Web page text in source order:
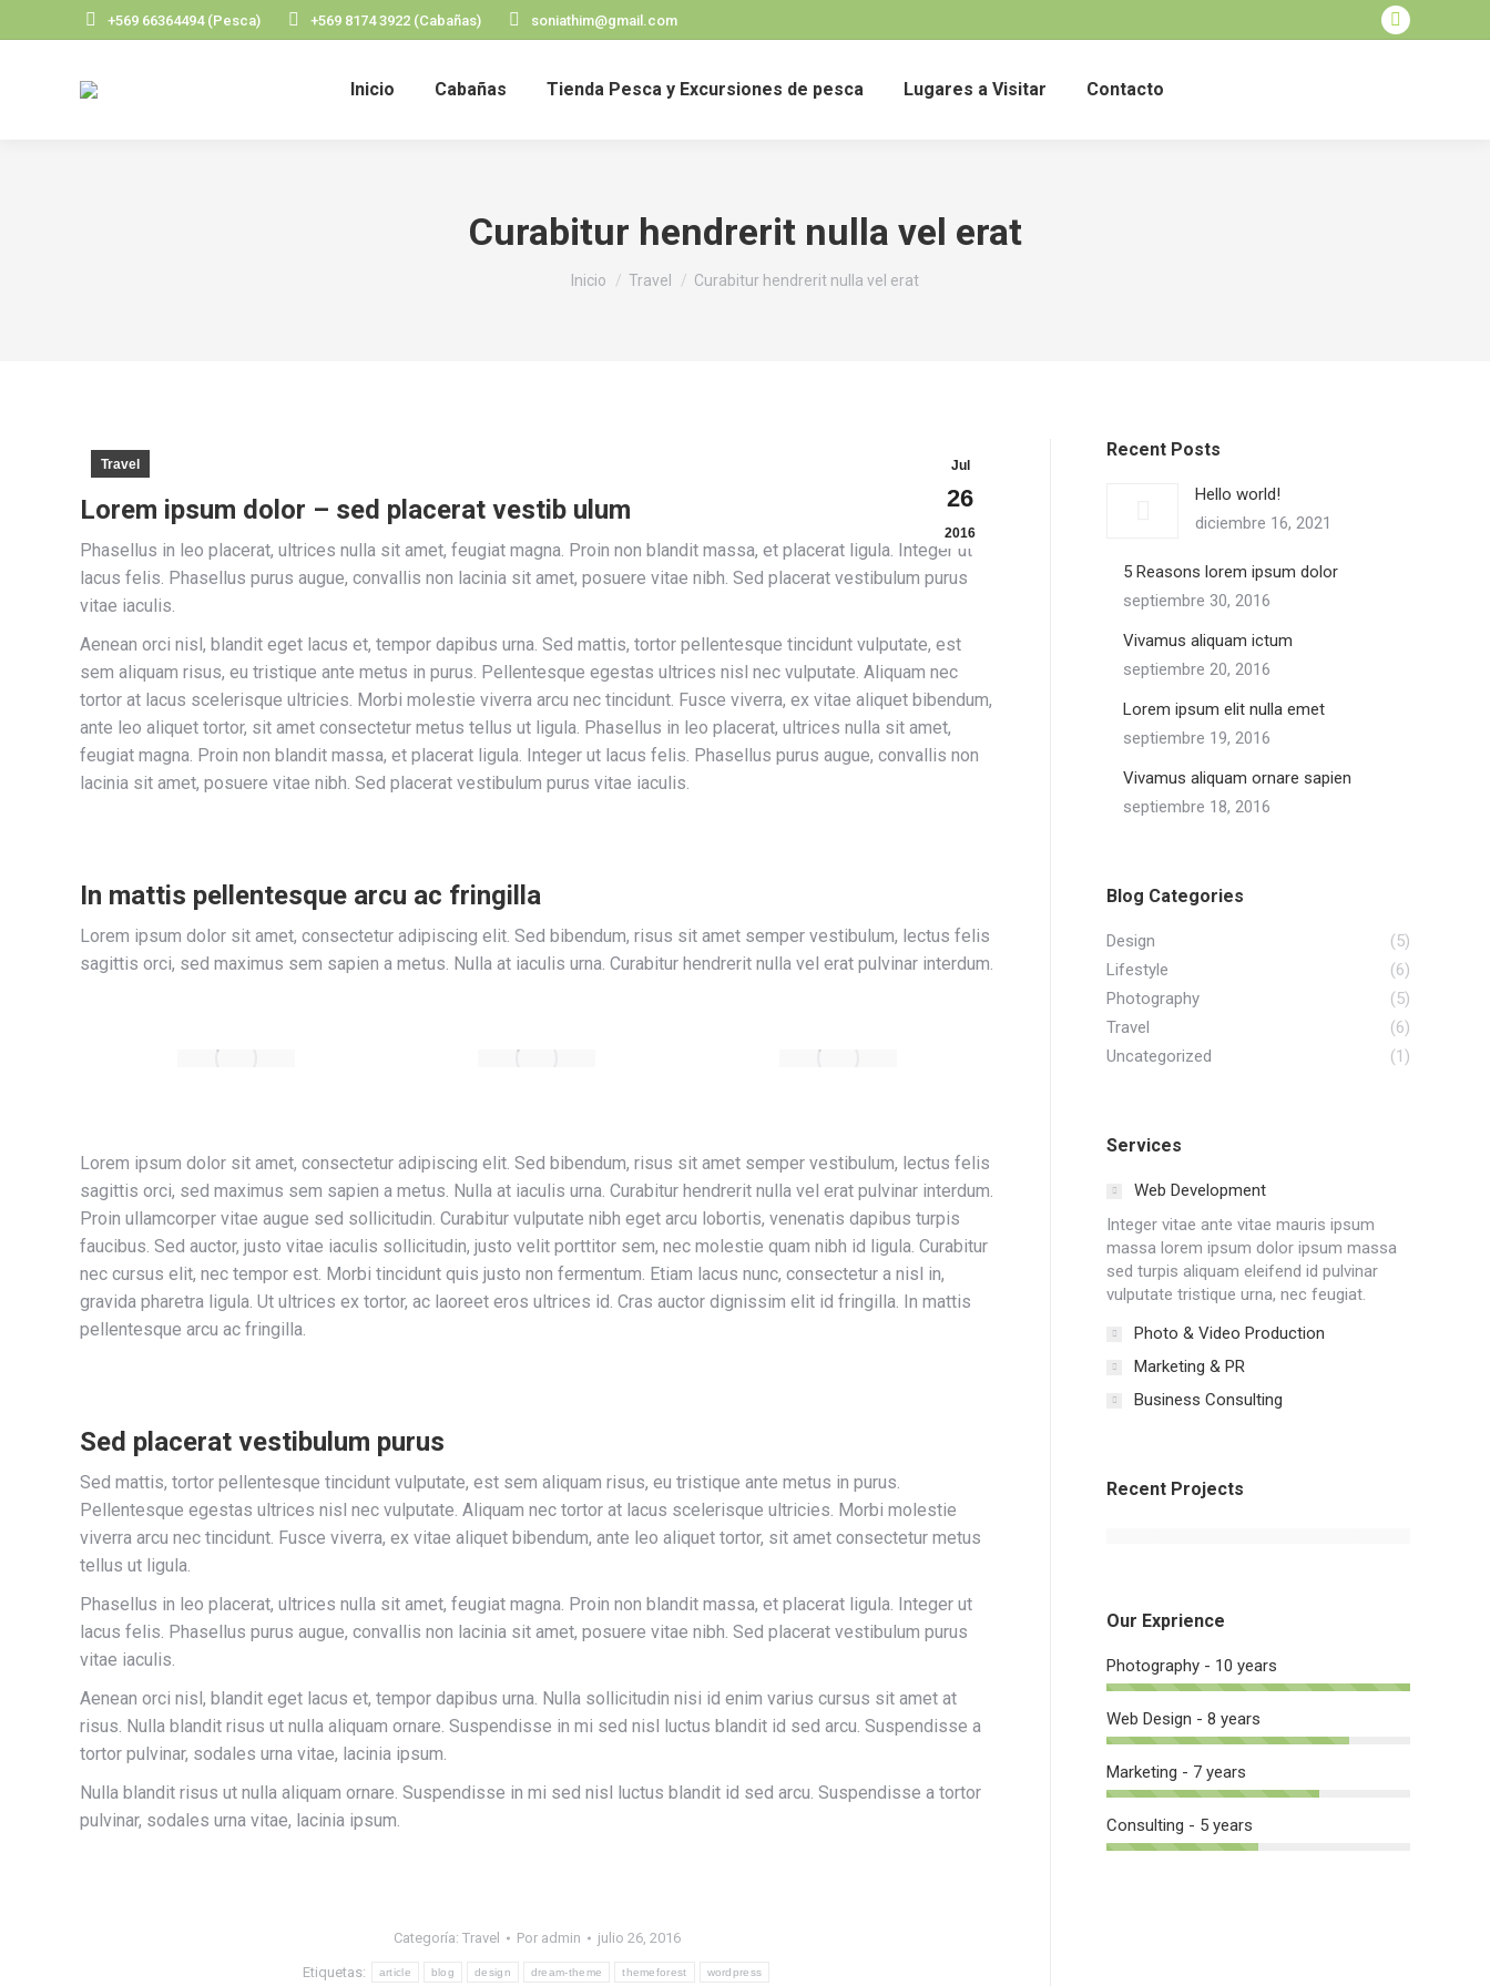
+569 66364494 (Pesca) +569 8174 3922 (Cabañas) soniathim@gmail.com
Facebook
Inicio Cabañas Tienda Pesca y Excursiones de pesca Lugares a Visitar Contacto
Curabitur hendrerit nulla vel erat
Estás aquí:
Inicio Travel Curabitur hendrerit nulla vel erat
Jul
26
2016
Travel
Lorem ipsum dolor – sed placerat vestib ulum
Phasellus in leo placerat, ultrices nulla sit amet, feugiat magna. Proin non blandit massa, et placerat ligula. Integer ut
lacus felis. Phasellus purus augue, convallis non lacinia sit amet, posuere vitae nibh. Sed placerat vestibulum purus
vitae iaculis.
Aenean orci nisl, blandit eget lacus et, tempor dapibus urna. Sed mattis, tortor pellentesque tincidunt vulputate, est
sem aliquam risus, eu tristique ante metus in purus. Pellentesque egestas ultrices nisl nec vulputate. Aliquam nec
tortor at lacus scelerisque ultricies. Morbi molestie viverra arcu nec tincidunt. Fusce viverra, ex vitae aliquet bibendum,
ante leo aliquet tortor, sit amet consectetur metus tellus ut ligula. Phasellus in leo placerat, ultrices nulla sit amet,
feugiat magna. Proin non blandit massa, et placerat ligula. Integer ut lacus felis. Phasellus purus augue, convallis non
lacinia sit amet, posuere vitae nibh. Sed placerat vestibulum purus vitae iaculis.
In mattis pellentesque arcu ac fringilla
Lorem ipsum dolor sit amet, consectetur adipiscing elit. Sed bibendum, risus sit amet semper vestibulum, lectus felis
sagittis orci, sed maximus sem sapien a metus. Nulla at iaculis urna. Curabitur hendrerit nulla vel erat pulvinar interdum.
Lorem ipsum dolor sit amet, consectetur adipiscing elit. Sed bibendum, risus sit amet semper vestibulum, lectus felis
sagittis orci, sed maximus sem sapien a metus. Nulla at iaculis urna. Curabitur hendrerit nulla vel erat pulvinar interdum.
Proin ullamcorper vitae augue sed sollicitudin. Curabitur vulputate nibh eget arcu lobortis, venenatis dapibus turpis
faucibus. Sed auctor, justo vitae iaculis sollicitudin, justo velit porttitor sem, nec molestie quam nibh id ligula. Curabitur
nec cursus elit, nec tempor est. Morbi tincidunt quis justo non fermentum. Etiam lacus nunc, consectetur a nisl in,
gravida pharetra ligula. Ut ultrices ex tortor, ac laoreet eros ultrices id. Cras auctor dignissim elit id fringilla. In mattis
pellentesque arcu ac fringilla.
Sed placerat vestibulum purus
Sed mattis, tortor pellentesque tincidunt vulputate, est sem aliquam risus, eu tristique ante metus in purus.
Pellentesque egestas ultrices nisl nec vulputate. Aliquam nec tortor at lacus scelerisque ultricies. Morbi molestie
viverra arcu nec tincidunt. Fusce viverra, ex vitae aliquet bibendum, ante leo aliquet tortor, sit amet consectetur metus
tellus ut ligula.
Phasellus in leo placerat, ultrices nulla sit amet, feugiat magna. Proin non blandit massa, et placerat ligula. Integer ut
lacus felis. Phasellus purus augue, convallis non lacinia sit amet, posuere vitae nibh. Sed placerat vestibulum purus
vitae iaculis.
Aenean orci nisl, blandit eget lacus et, tempor dapibus urna. Nulla sollicitudin nisi id enim varius cursus sit amet at
risus. Nulla blandit risus ut nulla aliquam ornare. Suspendisse in mi sed nisl luctus blandit id sed arcu. Suspendisse a
tortor pulvinar, sodales urna vitae, lacinia ipsum.
Nulla blandit risus ut nulla aliquam ornare. Suspendisse in mi sed nisl luctus blandit id sed arcu. Suspendisse a tortor
pulvinar, sodales urna vitae, lacinia ipsum.
Categoría: Travel Por admin julio 26, 2016
Etiquetas: article blog design dream-theme themeforest wordpress
Recent Posts
Hello world!
diciembre 16, 2021
5 Reasons lorem ipsum dolor
septiembre 30, 2016
Vivamus aliquam ictum
septiembre 20, 2016
Lorem ipsum elit nulla emet
septiembre 19, 2016
Vivamus aliquam ornare sapien
septiembre 18, 2016
Blog Categories
Design
(5)
Lifestyle
(6)
Photography
(5)
Travel
(6)
Uncategorized
(1)
Services
Web Development
Integer vitae ante vitae mauris ipsum
massa lorem ipsum dolor ipsum massa
sed turpis aliquam eleifend id pulvinar
vulputate tristique urna, nec feugiat.
Photo & Video Production
Marketing & PR
Business Consulting
Recent Projects
Our Exprience
Photography - 10 years
Web Design - 8 years
Marketing - 7 years
Consulting - 5 years